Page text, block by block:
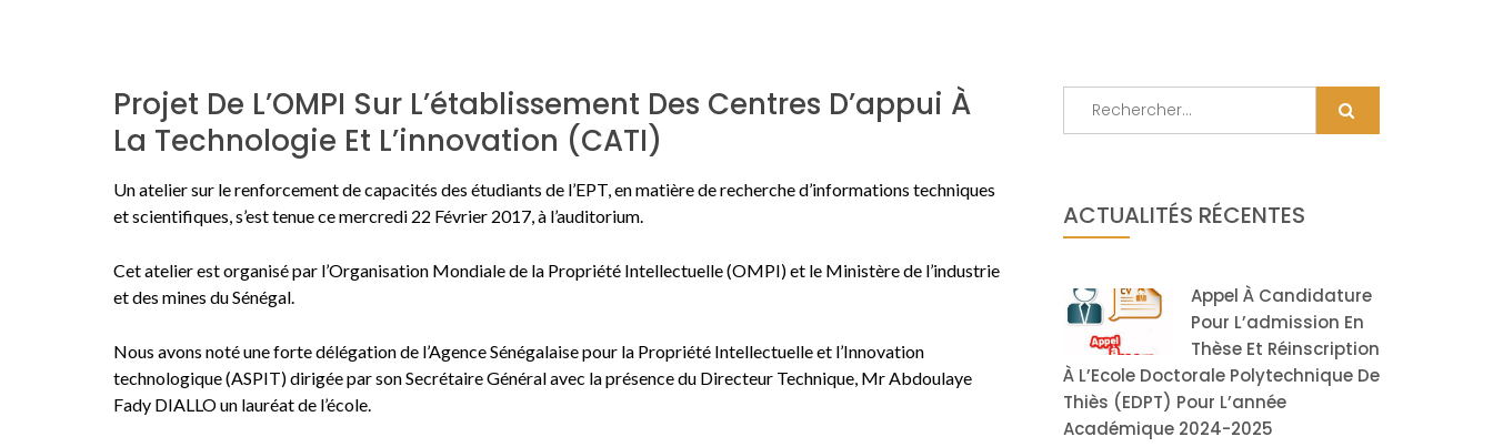
Projet De L’OMPI Sur L’établissement Des Centres D’appui À
La Technologie Et L’innovation (CATI)
Un atelier sur le renforcement de capacités des étudiants de l’EPT, en matière de recherche d’informations techniques
et scientifiques, s’est tenue ce mercredi 22 Février 2017, à l’auditorium.
Cet atelier est organisé par l’Organisation Mondiale de la Propriété Intellectuelle (OMPI) et le Ministère de l’industrie
et des mines du Sénégal.
Nous avons noté une forte délégation de l’Agence Sénégalaise pour la Propriété Intellectuelle et l’Innovation
technologique (ASPIT) dirigée par son Secrétaire Général avec la présence du Directeur Technique, Mr Abdoulaye
Fady DIALLO un lauréat de l’école.
Rechercher :
ACTUALITÉS RÉCENTES
Appel À Candidature
Pour L’admission En
Thèse Et Réinscription
À L’Ecole Doctorale Polytechnique De
Thiès (EDPT) Pour L’année
Académique 2024-2025